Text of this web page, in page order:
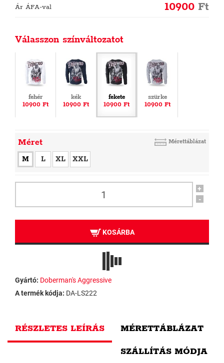
Ár ÁFA-val 10900 Ft
Válasszon színváltozatot
fehér
10900 Ft
kék
10900 Ft
fekete
10900 Ft
szürke
10900 Ft
Méret Mérettáblázat
M L XL XXL
+
-
KOSÁRBA
Gyártó: Doberman's Aggressive
A termék kódja: DA-LS222
RÉSZLETES LEÍRÁS MÉRETTÁBLÁZAT
SZÁLLÍTÁS MÓDJA